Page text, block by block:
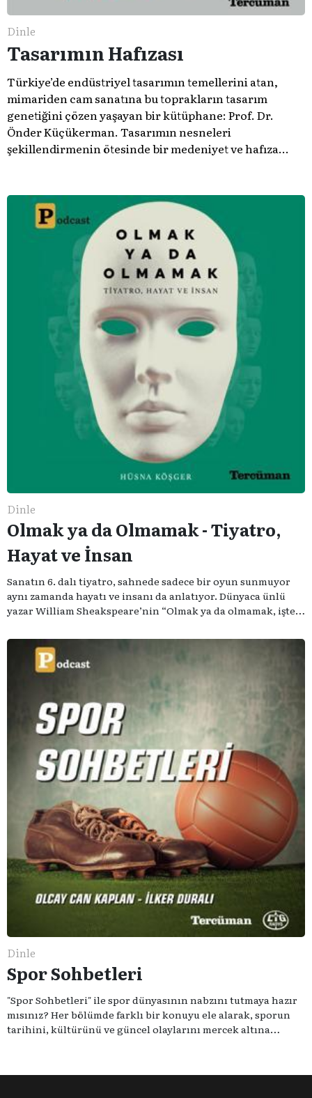
Dinle
Tasarımın Hafızası
Türkiye’de endüstriyel tasarımın temellerini atan,
mimariden cam sanatına bu toprakların tasarım
genetiğini çözen yaşayan bir kütüphane: Prof. Dr.
Önder Küçükerman. ​Tasarımın nesneleri
şekillendirmenin ötesinde bir medeniyet ve hafıza
Dinle
Olmak ya da Olmamak - Tiyatro,
Hayat ve İnsan
Sanatın 6. dalı tiyatro, sahnede sadece bir oyun sunmuyor
aynı zamanda hayatı ve insanı da anlatıyor. Dünyaca ünlü
yazar William Sheakspeare’nin “Olmak ya da olmamak, işte
serimizde; tiyatroyu, alanının uzman isimleriyle
konuşuyoruz..
Dinle
Spor Sohbetleri
"Spor Sohbetleri" ile spor dünyasının nabzını tutmaya hazır
mısınız? Her bölümde farklı bir konuyu ele alarak, sporun
tarihini, kültürünü ve güncel olaylarını mercek altına
olmadığına inananlardansanız "Spor Sohbetleri" tam size